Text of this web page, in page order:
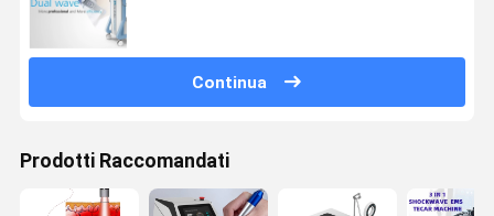
Continua
Prodotti Raccomandati